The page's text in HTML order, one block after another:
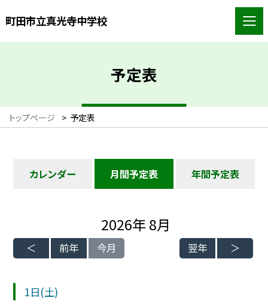
町田市立真光寺中学校
予定表
トップページ > 予定表
カレンダー 月間予定表 年間予定表
前年 今月
2026年 8月
翌年
1日(土)